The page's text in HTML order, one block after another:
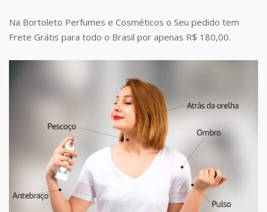
Na Bortoleto Perfumes e Cosméticos o Seu pedido tem
Frete Grátis para todo o Brasil por apenas R$ 180,00.